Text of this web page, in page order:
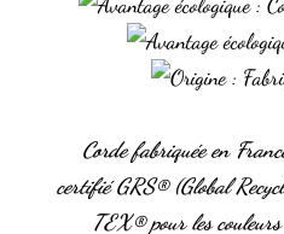
Corde fabriquée en
certifié GRS® (Global
TEX®pour les